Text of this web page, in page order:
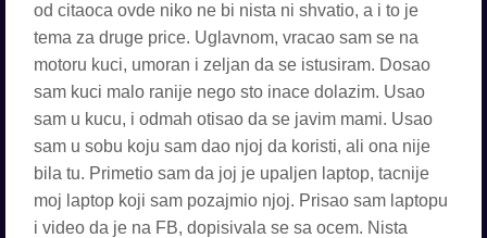
od citaoca ovde niko ne bi nista ni shvatio, a i to je
tema za druge price. Uglavnom, vracao sam se na
motoru kuci, umoran i zeljan da se istusiram. Dosao
sam kuci malo ranije nego sto inace dolazim. Usao
sam u kucu, i odmah otisao da se javim mami. Usao
sam u sobu koju sam dao njoj da koristi, ali ona nije
bila tu. Primetio sam da joj je upaljen laptop, tacnije
moj laptop koji sam pozajmio njoj. Prisao sam laptopu
i video da je na FB, dopisivala se sa ocem. Nista